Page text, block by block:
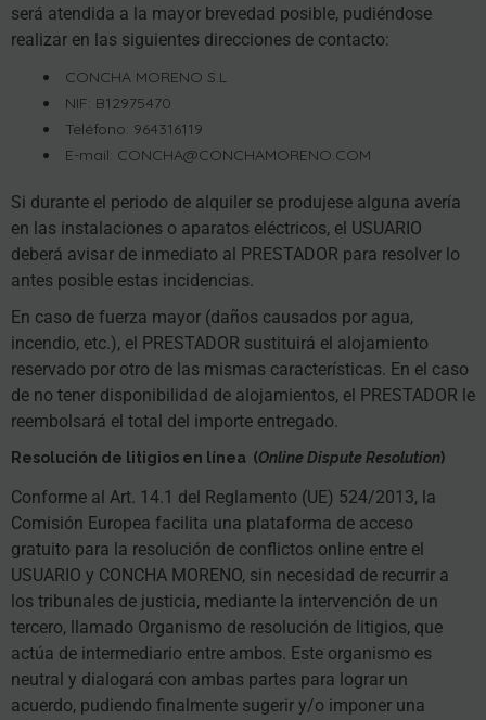
será atendida a la mayor brevedad posible, pudiéndose
realizar en las siguientes direcciones de contacto:
CONCHA MORENO S.L
NIF: B12975470
Teléfono: 964316119
E-mail: CONCHA@CONCHAMORENO.COM
Si durante el periodo de alquiler se produjese alguna avería
en las instalaciones o aparatos eléctricos, el USUARIO
deberá avisar de inmediato al PRESTADOR para resolver lo
antes posible estas incidencias.
En caso de fuerza mayor (daños causados por agua,
incendio, etc.), el PRESTADOR sustituirá el alojamiento
reservado por otro de las mismas características. En el caso
de no tener disponibilidad de alojamientos, el PRESTADOR le
reembolsará el total del importe entregado.
Resolución de litigios en línea (Online Dispute Resolution)
Conforme al Art. 14.1 del Reglamento (UE) 524/2013, la
Comisión Europea facilita una plataforma de acceso
gratuito para la resolución de conflictos online entre el
USUARIO y CONCHA MORENO, sin necesidad de recurrir a
los tribunales de justicia, mediante la intervención de un
tercero, llamado Organismo de resolución de litigios, que
actúa de intermediario entre ambos. Este organismo es
neutral y dialogará con ambas partes para lograr un
acuerdo, pudiendo finalmente sugerir y/o imponer una